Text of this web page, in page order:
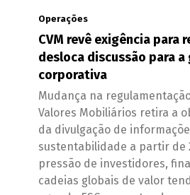
Operações
CVM revê exigência para
desloca discussão para a
corporativa
Mudança na
Valores Mobiliários retira a
da divulgação de
sustentabilidade a partir de
pressão de investidores,
cadeias globais de valor